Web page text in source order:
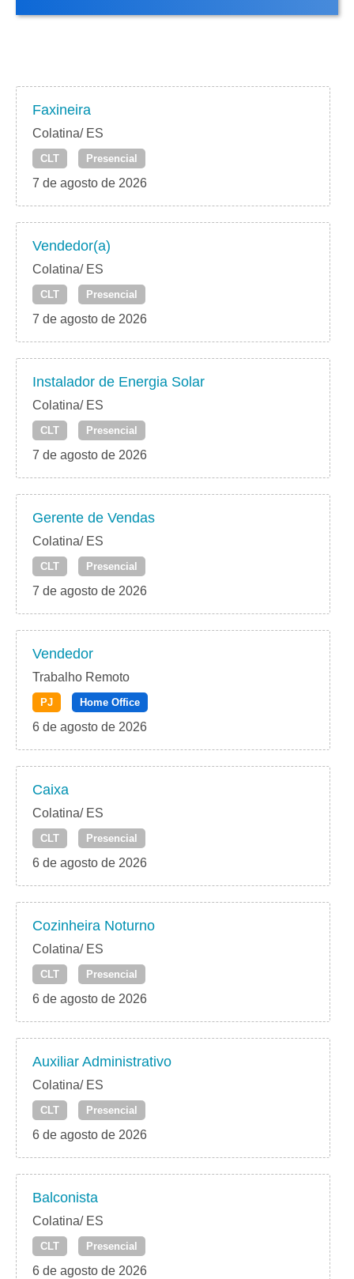
Faxineira
Colatina/ ES
CLT Presencial
7 de agosto de 2026
Vendedor(a)
Colatina/ ES
CLT Presencial
7 de agosto de 2026
Instalador de Energia Solar
Colatina/ ES
CLT Presencial
7 de agosto de 2026
Gerente de Vendas
Colatina/ ES
CLT Presencial
7 de agosto de 2026
Vendedor
Trabalho Remoto
PJ Home Office
6 de agosto de 2026
Caixa
Colatina/ ES
CLT Presencial
6 de agosto de 2026
Cozinheira Noturno
Colatina/ ES
CLT Presencial
6 de agosto de 2026
Auxiliar Administrativo
Colatina/ ES
CLT Presencial
6 de agosto de 2026
Balconista
Colatina/ ES
CLT Presencial
6 de agosto de 2026